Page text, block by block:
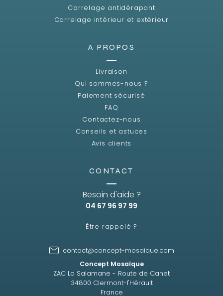
Carrelage antidérapant
Carrelage intérieur et extérieur
A PROPOS
Livraison
Qui sommes-nous ?
Paiement sécurisé
FAQ
Contactez-nous
Conseils et astuces
Avis clients
CONTACT
Besoin d'aide ?
04 67 96 97 99
Être rappelé ?
contact@concept-mosaique.com
Concept Mosaïque
ZAC La Salamane - Route de Canet
34800 Clermont-l'Hérault
France